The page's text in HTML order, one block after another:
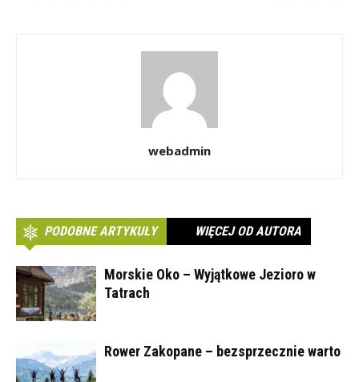
webadmin
PODOBNE ARTYKUŁY WIĘCEJ OD AUTORA
Morskie Oko – Wyjątkowe Jezioro w
Tatrach
Rower Zakopane – bezsprzecznie warto